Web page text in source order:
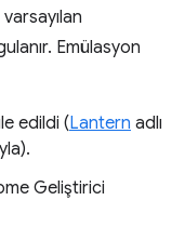
Emülasyon
edildi (Lantern adlı
Geliştirici